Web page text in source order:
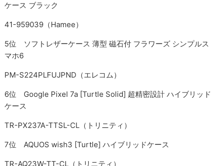
ケース ブラック
41-959039（Hamee）
5位 ソフトレザーケース 薄型 磁石付 フラワーズ シンプルス
マホ6
PM-S224PLFUJPND（エレコム）
6位 Google Pixel 7a [Turtle Solid] 超精密設計 ハイブリッド
ケース
TR-PX237A-TTSL-CL（トリニティ）
7位 AQUOS wish3 [Turtle] ハイブリッドケース
TR-AQ23W-TT-CL（トリニティ）